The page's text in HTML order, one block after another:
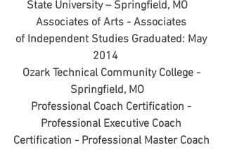
State University – Springfield, MO
Associates of Arts - Associates
of Independent Studies Graduated: May
2014
Ozark Technical Community College -
Springfield, MO
Professional Coach Certification -
Professional Executive Coach
Certification - Professional Master Coach